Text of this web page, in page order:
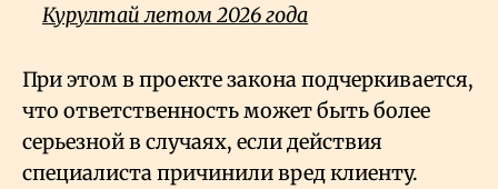
Курултай летом 2026 года
При этом в проекте закона подчеркивается,
что ответственность может быть более
серьезной в случаях, если действия
специалиста причинили вред клиенту.